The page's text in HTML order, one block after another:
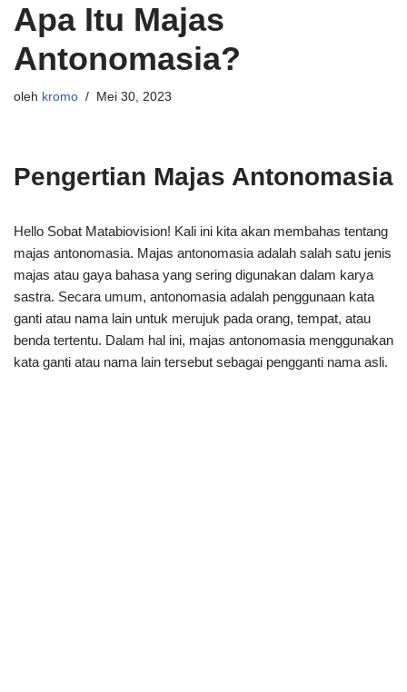
Apa Itu Majas
Antonomasia?
oleh kromo Mei 30, 2023
Pengertian Majas Antonomasia
Hello Sobat Matabiovision! Kali ini kita akan membahas tentang
majas antonomasia. Majas antonomasia adalah salah satu jenis
majas atau gaya bahasa yang sering digunakan dalam karya
sastra. Secara umum, antonomasia adalah penggunaan kata
ganti atau nama lain untuk merujuk pada orang, tempat, atau
benda tertentu. Dalam hal ini, majas antonomasia menggunakan
kata ganti atau nama lain tersebut sebagai pengganti nama asli.